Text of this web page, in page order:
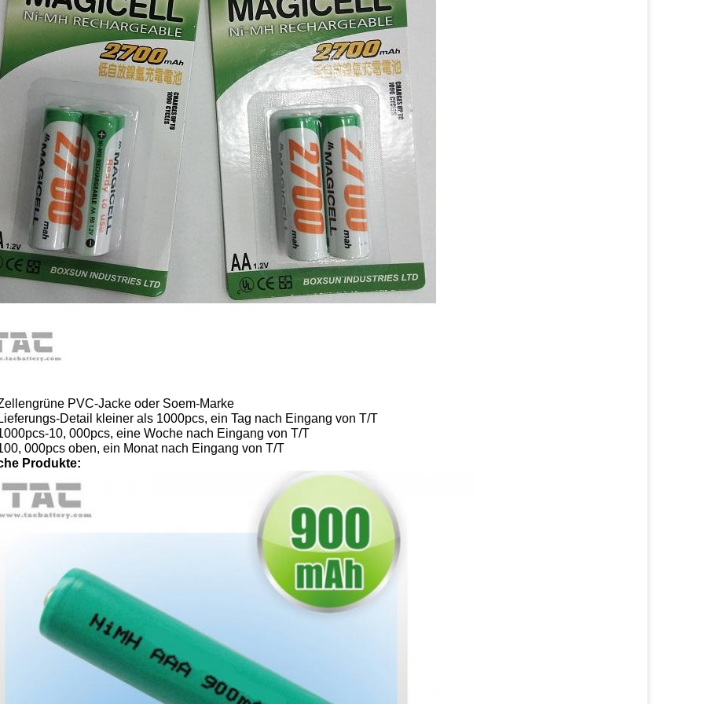
PVC-Jacke oder Soem-Marke
Lieferungs-Detail kleiner als 1000pcs, ein Tag nach Eingang von T/T
10, 000pcs, eine Woche nach Eingang von T/T
000pcs oben, ein Monat nach Eingang von T/T
Produkte: